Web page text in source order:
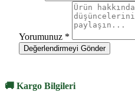
Yorumunuz *
Değerlendirmeyi Gönder
🚚 Kargo Bilgileri